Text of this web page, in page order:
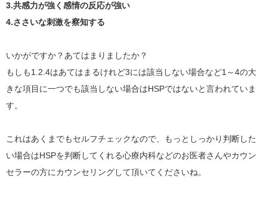
3.共感力が強く感情の反応が強い
4.ささいな刺激を察知する
いかがですか？あてはまりましたか？
もしも1.2.4はあてはまるけれど3には該当しない場合など1～4の大
きな項目に一つでも該当しない場合はHSPではないと言われていま
す。
これはあくまでもセルフチェックなので、もっとしっかり判断した
い場合はHSPを判断してくれる心療内科などのお医者さんやカウン
セラーの方にカウンセリングして頂いてくださいね。